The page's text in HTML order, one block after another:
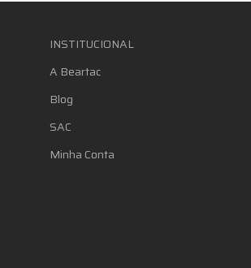
INSTITUCIONAL
A Beartac
Blog
SAC
Minha Conta